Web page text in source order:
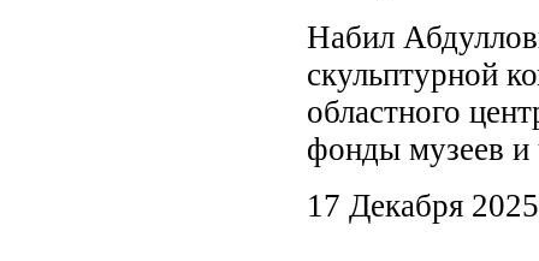
Набил
скульптурной
областного
фонды музеев и
17 Декабря 2025